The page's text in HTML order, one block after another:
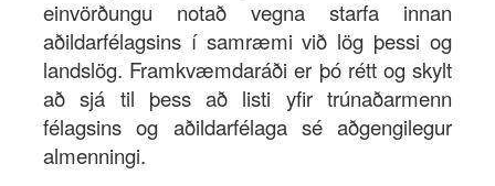
einvörðungu notað vegna starfa innan
aðildarfélagsins í samræmi við lög þessi og
landslög. Framkvæmdaráði er þó rétt og skylt
að sjá til þess að listi yfir trúnaðarmenn
félagsins og aðildarfélaga sé aðgengilegur
almenningi.